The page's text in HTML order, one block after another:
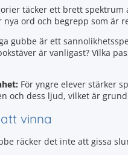
täcker ett brett
ord och begrepp som är
gubbe är ett
är vanligast? Vilka
För yngre elever stärker
och dess ljud, vilket är
vinna
räcker det inte att gissa